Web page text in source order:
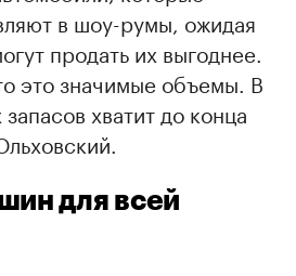
в шоу-румы, ожидая
продать их выгоднее.
это значимые объемы. В
хватит до конца
для всей